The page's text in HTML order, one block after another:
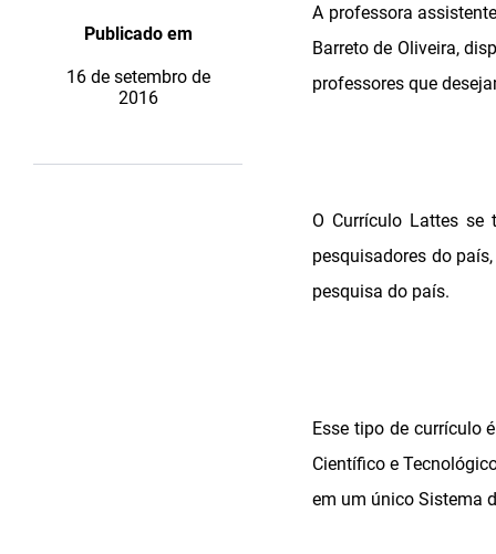
Publicado em
16 de setembro de
2016
A professora
Barreto de Oliveira,
professores que
O Currículo Lattes se
pesquisadores do
pesquisa do país.
Esse tipo de currículo
Científico e
em um único Sistema